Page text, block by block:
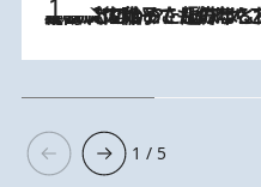
2026.8.5
【阿川佐和子さんの年とる力】なぜ70代で始めた趣味は“こんなに楽しい”のか？ ピアノ、俳句…スランプに陥っても続けられる“ある秘訣”とは
1 / 5